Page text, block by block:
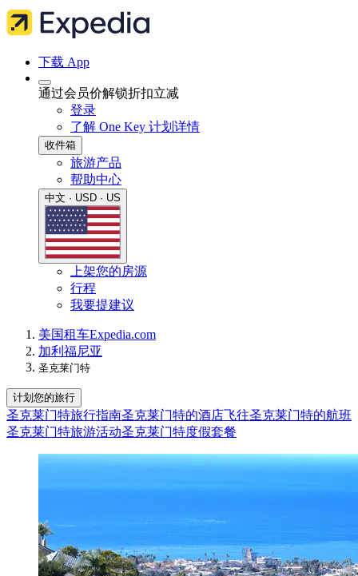
下载 App
通过会员价解锁折扣立减
登录
了解 One Key 计划详情
收件箱
旅游产品
帮助中心
中文 · USD · US
上架您的房源
行程
我要提建议
美国租车Expedia.com
加利福尼亚
圣克莱门特
计划您的旅行
圣克莱门特旅行指南圣克莱门特的酒店飞往圣克莱门特的航班
圣克莱门特旅游活动圣克莱门特度假套餐